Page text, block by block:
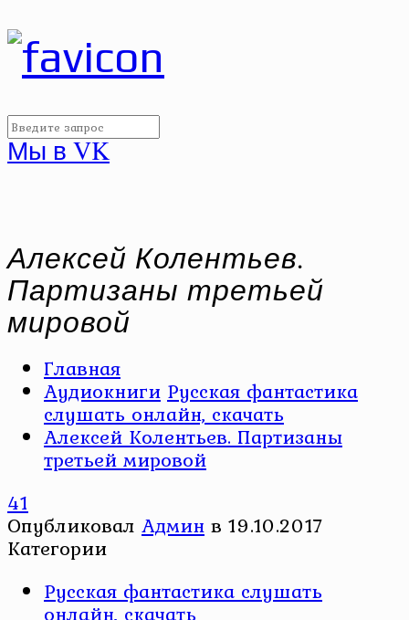
Мы в VK
Алексей Колентьев.
Партизаны третьей
мировой
Главная
Аудиокниги Русская фантастика
слушать онлайн, скачать
Алексей Колентьев. Партизаны
третьей мировой
41
Опубликовал Админ в 19.10.2017
Категории
Русская фантастика слушать
онлайн, скачать